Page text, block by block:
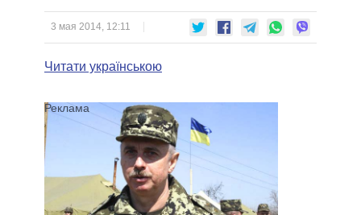
ДАЙДЖЕСТЫ
ВЕРХОВНАЯ РАДА
КАБИНЕТ МИНИСТРОВ
ВСЕ ПЕРСОНЫ
ПОДДЕРЖАТЬ
СРАВНЕНИЕ ПОЛИТИКОВ
3 мая 2014, 12:11
Читати українською